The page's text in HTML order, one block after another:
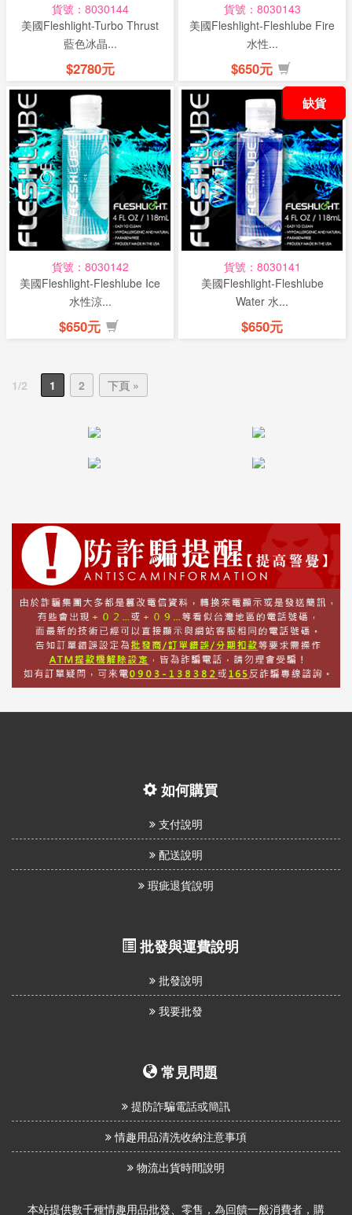
貨號：8030144
美國Fleshlight-Turbo Thrust
藍色冰晶...
$2780元
貨號：8030143
美國Fleshlight-Fleshlube Fire
水性...
$650元
貨號：8030142
美國Fleshlight-Fleshlube Ice
水性涼...
$650元
貨號：8030141
美國Fleshlight-Fleshlube
Water 水...
$650元
缺貨
1/2 1 2 下頁 »
如何購買
支付說明
配送說明
瑕疵退貨說明
批發與運費說明
批發說明
我要批發
常見問題
提防詐騙電話或簡訊
情趣用品清洗收納注意事項
物流出貨時間說明
本站提供數千種情趣用品批發、零售，為回饋一般消費者，購